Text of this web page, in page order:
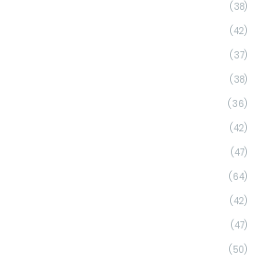
(38)
(42)
(37)
(38)
(36)
(42)
(47)
(64)
(42)
(47)
(50)